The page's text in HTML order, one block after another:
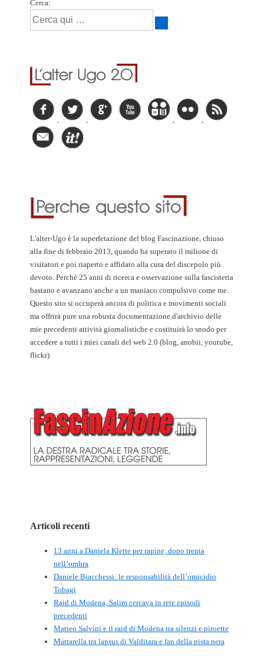
Cerca:
L'alter-Ugo è la superfetazione del blog Fascinazione, chiuso
alla fine di febbraio 2013, quando ha superato il milione di
visitatori e poi riaperto e affidato alla cura del discepolo più
devoto. Perché 25 anni di ricerca e osservazione sulla fascisteria
bastano e avanzano anche a un maniaco compulsivo come me.
Questo sito si occuperà ancora di politica e movimenti sociali
ma offrirà pure una robusta documentazione d'archivio delle
mie precedenti attività giornalistiche e costituirà lo snodo per
accedere a tutti i miei canali del web 2.0 (blog, anobii, youtube,
flickr)
Articoli recenti
13 anni a Daniela Klette per rapine, dopo trenta
nell’ombra
Daniele Biacchessi: le responsabilità dell’omicidio
Tobagi
Raid di Modena, Salim cercava in rete episodi
precedenti
Matteo Salvini e il raid di Modena tra silenzi e piroette
Mattarella tra lapsus di Valditara e fan della pista nera